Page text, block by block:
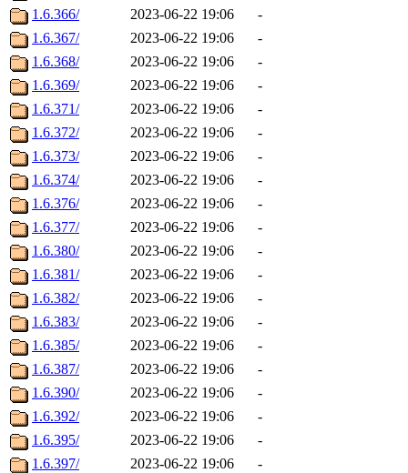
1.6.366/
2023-06-22 19:06
-
1.6.367/
2023-06-22 19:06
-
1.6.368/
2023-06-22 19:06
-
1.6.369/
2023-06-22 19:06
-
1.6.371/
2023-06-22 19:06
-
1.6.372/
2023-06-22 19:06
-
1.6.373/
2023-06-22 19:06
-
1.6.374/
2023-06-22 19:06
-
1.6.376/
2023-06-22 19:06
-
1.6.377/
2023-06-22 19:06
-
1.6.380/
2023-06-22 19:06
-
1.6.381/
2023-06-22 19:06
-
1.6.382/
2023-06-22 19:06
-
1.6.383/
2023-06-22 19:06
-
1.6.385/
2023-06-22 19:06
-
1.6.387/
2023-06-22 19:06
-
1.6.390/
2023-06-22 19:06
-
1.6.392/
2023-06-22 19:06
-
1.6.395/
2023-06-22 19:06
-
1.6.397/
2023-06-22 19:06
-